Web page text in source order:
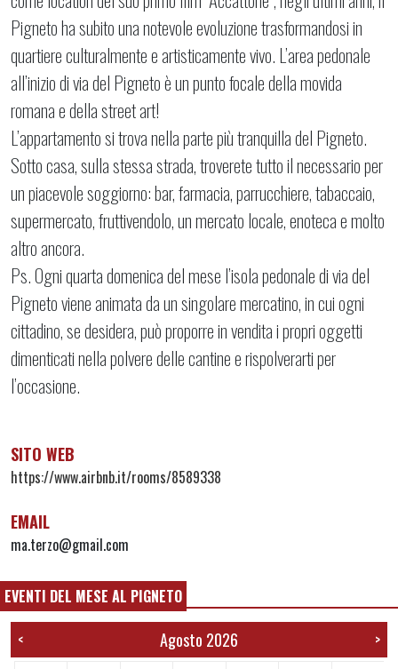
Pigneto ha subito una notevole evoluzione trasformandosi in
quartiere culturalmente e artisticamente vivo. L’area pedonale
all’inizio di via del Pigneto è un punto focale della movida
romana e della street art!
L’appartamento si trova nella parte più tranquilla del Pigneto.
Sotto casa, sulla stessa strada, troverete tutto il necessario per
un piacevole soggiorno: bar, farmacia, parrucchiere, tabaccaio,
supermercato, fruttivendolo, un mercato locale, enoteca e molto
altro ancora.
Ps. Ogni quarta domenica del mese l’isola pedonale di via del
Pigneto viene animata da un singolare mercatino, in cui ogni
cittadino, se desidera, può proporre in vendita i propri oggetti
dimenticati nella polvere delle cantine e rispolverarti per
l’occasione.
SITO WEB
https://www.airbnb.it/rooms/8589338
EMAIL
ma.terzo@gmail.com
EVENTI DEL MESE AL PIGNETO
< Agosto 2026 >